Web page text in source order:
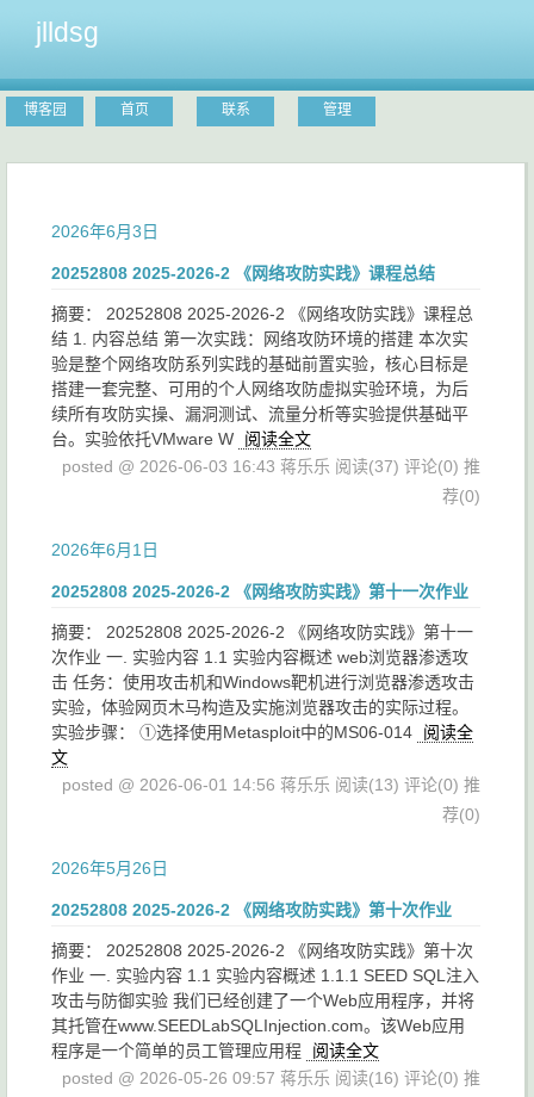
jlldsg
博客园 首页 联系 管理
2026年6月3日
20252808 2025-2026-2 《网络攻防实践》课程总结
摘要： 20252808 2025-2026-2 《网络攻防实践》课程总
结 1. 内容总结 第一次实践：网络攻防环境的搭建 本次实
验是整个网络攻防系列实践的基础前置实验，核心目标是
搭建一套完整、可用的个人网络攻防虚拟实验环境，为后
续所有攻防实操、漏洞测试、流量分析等实验提供基础平
台。实验依托VMware W
阅读全文
posted @ 2026-06-03 16:43 蒋乐乐 阅读(37) 评论(0) 推
荐(0)
2026年6月1日
20252808 2025-2026-2 《网络攻防实践》第十一次作业
摘要： 20252808 2025-2026-2 《网络攻防实践》第十一
次作业 一. 实验内容 1.1 实验内容概述 web浏览器渗透攻
击 任务：使用攻击机和Windows靶机进行浏览器渗透攻击
实验，体验网页木马构造及实施浏览器攻击的实际过程。
实验步骤： ①选择使用Metasploit中的MS06-014
阅读全
文
posted @ 2026-06-01 14:56 蒋乐乐 阅读(13) 评论(0) 推
荐(0)
2026年5月26日
20252808 2025-2026-2 《网络攻防实践》第十次作业
摘要： 20252808 2025-2026-2 《网络攻防实践》第十次
作业 一. 实验内容 1.1 实验内容概述 1.1.1 SEED SQL注入
攻击与防御实验 我们已经创建了一个Web应用程序，并将
其托管在www.SEEDLabSQLInjection.com。该Web应用
程序是一个简单的员工管理应用程
阅读全文
posted @ 2026-05-26 09:57 蒋乐乐 阅读(16) 评论(0) 推